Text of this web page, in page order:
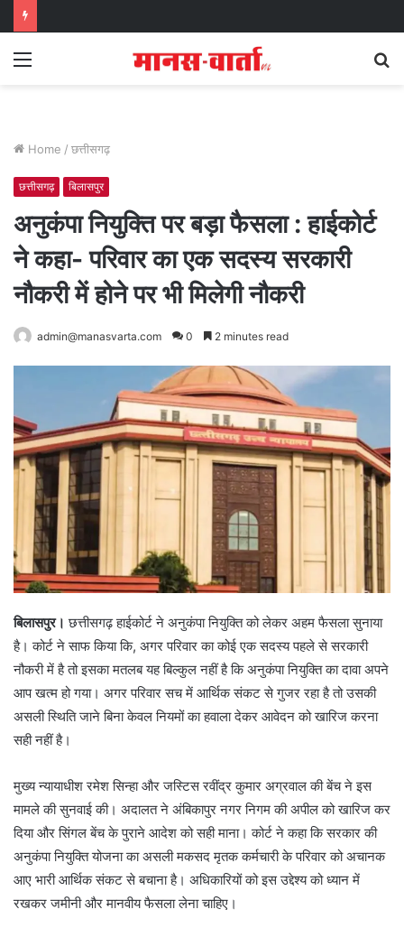
Menu
Home / छत्तीसगढ़
छत्तीसगढ़ बिलासपुर
अनुकंपा नियुक्ति पर बड़ा फैसला : हाईकोर्ट
ने कहा- परिवार का एक सदस्य सरकारी
नौकरी में होने पर भी मिलेगी नौकरी
admin@manasvarta.com 0 2 minutes read
बिलासपुर।छत्तीसगढ़ हाईकोर्ट ने अनुकंपा नियुक्ति को लेकर अहम फैसला सुनाया
है। कोर्ट ने साफ किया कि, अगर परिवार का कोई एक सदस्य पहले से सरकारी
नौकरी में है तो इसका मतलब यह बिल्कुल नहीं है कि अनुकंपा नियुक्ति का दावा अपने
आप खत्म हो गया। अगर परिवार सच में आर्थिक संकट से गुजर रहा है तो उसकी
असली स्थिति जाने बिना केवल नियमों का हवाला देकर आवेदन को खारिज करना
सही नहीं है।
मुख्य न्यायाधीश रमेश सिन्हा और जस्टिस रवींद्र कुमार अग्रवाल की बेंच ने इस
मामले की सुनवाई की। अदालत ने अंबिकापुर नगर निगम की अपील को खारिज कर
दिया और सिंगल बेंच के पुराने आदेश को सही माना। कोर्ट ने कहा कि सरकार की
अनुकंपा नियुक्ति योजना का असली मकसद मृतक कर्मचारी के परिवार को अचानक
आए भारी आर्थिक संकट से बचाना है। अधिकारियों को इस उद्देश्य को ध्यान में
रखकर जमीनी और मानवीय फैसला लेना चाहिए।